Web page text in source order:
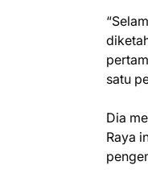
satu
Dia
Raya